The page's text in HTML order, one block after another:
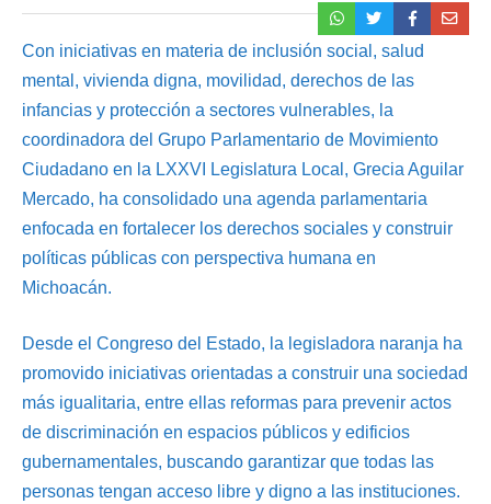
Con iniciativas en materia de inclusión social, salud
mental, vivienda digna, movilidad, derechos de las
infancias y protección a sectores vulnerables, la
coordinadora del Grupo Parlamentario de Movimiento
Ciudadano en la LXXVI Legislatura Local, Grecia Aguilar
Mercado, ha consolidado una agenda parlamentaria
enfocada en fortalecer los derechos sociales y construir
políticas públicas con perspectiva humana en
Michoacán.
Desde el Congreso del Estado, la legisladora naranja ha
promovido iniciativas orientadas a construir una sociedad
más igualitaria, entre ellas reformas para prevenir actos
de discriminación en espacios públicos y edificios
gubernamentales, buscando garantizar que todas las
personas tengan acceso libre y digno a las instituciones.